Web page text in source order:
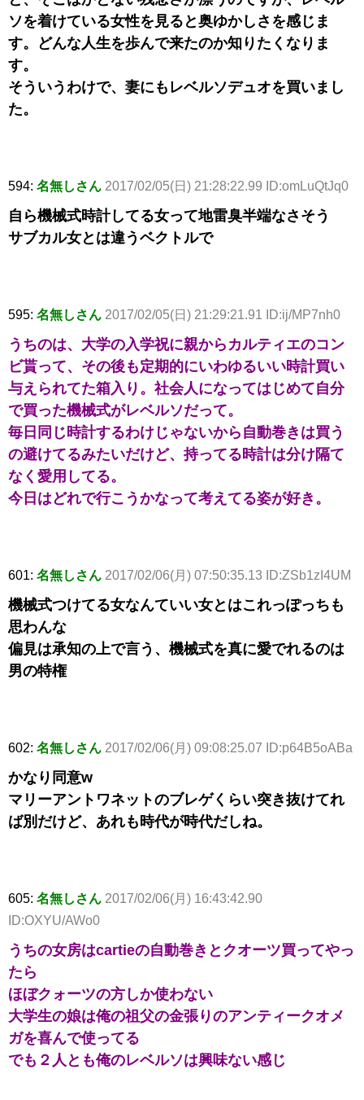
ソを着けている女性を見ると奥ゆかしさを感じま
す。どんな人生を歩んで来たのか知りたくなりま
す。
そういうわけで、妻にもレベルソデュオを買いまし
た。
594: 名無しさん 2017/02/05(日) 21:28:22.99 ID:omLuQtJq0
自ら機械式時計してる女って地雷臭半端なさそう
サブカル女とは違うベクトルで
595: 名無しさん 2017/02/05(日) 21:29:21.91 ID:ij/MP7nh0
うちのは、大学の入学祝に親からカルティエのコン
ビ貰って、その後も定期的にいわゆるいい時計買い
与えられてた箱入り。社会人になってはじめて自分
で買った機械式がレベルソだって。
毎日同じ時計するわけじゃないから自動巻きは買う
の避けてるみたいだけど、持ってる時計は分け隔て
なく愛用してる。
今日はどれで行こうかなって考えてる姿が好き。
601: 名無しさん 2017/02/06(月) 07:50:35.13 ID:ZSb1zI4UM
機械式つけてる女なんていい女とはこれっぽっちも
思わんな
偏見は承知の上で言う、機械式を真に愛でれるのは
男の特権
602: 名無しさん 2017/02/06(月) 09:08:25.07 ID:p64B5oABa
かなり同意w
マリーアントワネットのブレゲくらい突き抜けてれ
ば別だけど、あれも時代が時代だしね。
605: 名無しさん 2017/02/06(月) 16:43:42.90
ID:OXYU/AWo0
うちの女房はcartieの自動巻きとクオーツ買ってやっ
たら
ほぼクォーツの方しか使わない
大学生の娘は俺の祖父の金張りのアンティークオメ
ガを喜んで使ってる
でも２人とも俺のレベルソは興味ない感じ